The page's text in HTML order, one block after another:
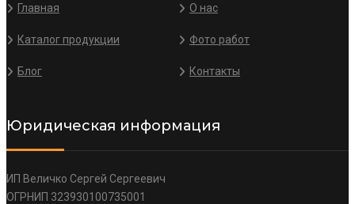
Главная О нас
Каталог продукции Фото работ
Блог Контакты
Юридическая информация
ИП Величко Сергей Сергеевич
ОГРНИП 323930100735001